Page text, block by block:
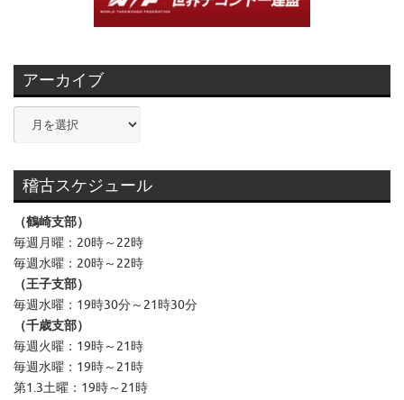
アーカイブ
イ
ブ
稽古スケジュール
（鶴崎支部）
毎週月曜：20時～22時
毎週水曜：20時～22時
（王子支部）
毎週水曜：19時30分～21時30分
（千歳支部）
毎週火曜：19時～21時
毎週水曜：19時～21時
第1.3土曜：19時～21時